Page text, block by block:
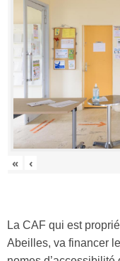
« ‹
La CAF qui est
Abeilles, va financer